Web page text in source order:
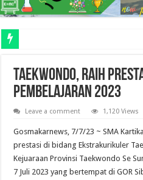
Taekwondo, Raih
Pembelajaran 2023
Leave a comment 1,120 Views
Gosmakarnews, 7/7/23 ~ SMA
prestasi di bidang Ekstrakurikuler
Kejuaraan Provinsi Taekwondo Se
7 Juli 2023 yang bertempat di GOR